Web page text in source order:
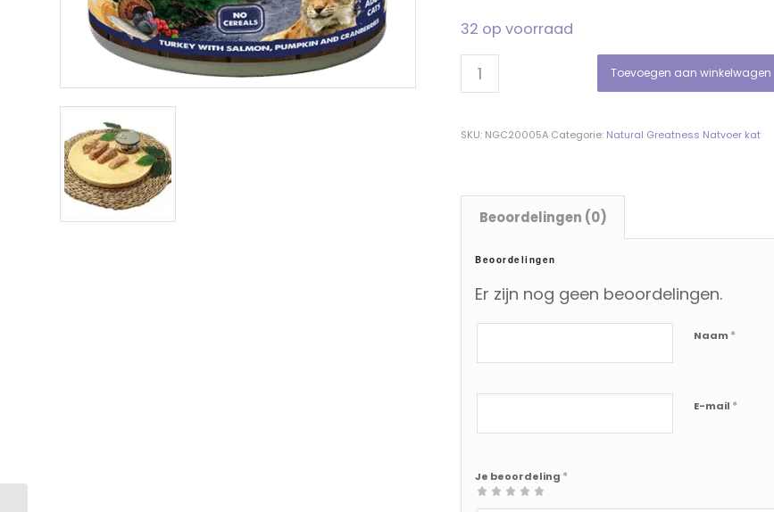
32 op voorraad
Toevoegen aan winkelwagen
SKU: NGC20005A Categorie: Natural Greatness Natvoer kat
Beoordelingen (0)
Beoordelingen
Er zijn nog geen beoordelingen.
Naam *
E-mail *
Je beoordeling *